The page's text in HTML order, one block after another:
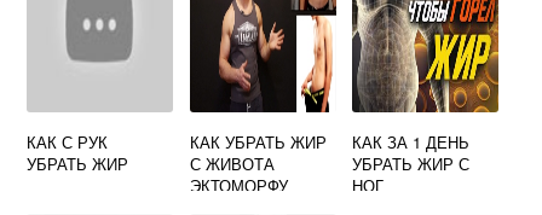
КАК С РУК
УБРАТЬ ЖИР
КАК УБРАТЬ ЖИР
С ЖИВОТА
ЭКТОМОРФУ
КАК ЗА 1 ДЕНЬ
УБРАТЬ ЖИР С
НОГ